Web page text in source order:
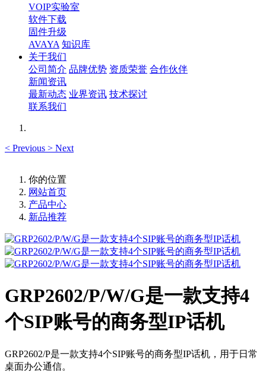
VOIP实验室
软件下载
固件升级
AVAYA 知识库
关于我们
公司简介 品牌优势 资质荣誉 合作伙伴
新闻资讯
最新动态 业界资讯 技术探讨
联系我们
< Previous > Next
你的位置
网站首页
产品中心
新品推荐
GRP2602/P/W/G是一款支持4
个SIP账号的商务型IP话机
GRP2602/P是一款支持4个SIP账号的商务型IP话机，用于日常
桌面办公通信。